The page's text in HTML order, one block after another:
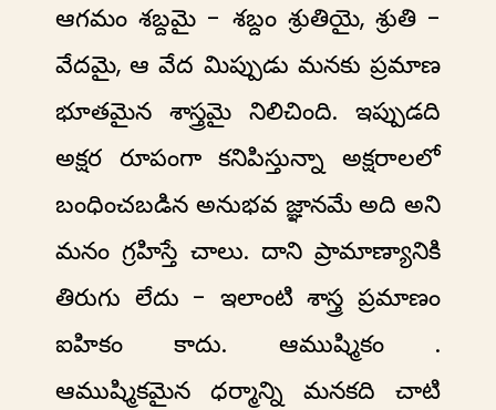
ఆగమం శబ్దమై - శబ్దం శ్రుతియై, శ్రుతి -
వేదమై, ఆ వేద మిప్పుడు మనకు ప్రమాణ
భూతమైన శాస్త్రమై నిలిచింది. ఇప్పుడది
అక్షర రూపంగా కనిపిస్తున్నా అక్షరాలలో
బంధించబడిన అనుభవ జ్ఞానమే అది అని
మనం గ్రహిస్తే చాలు. దాని ప్రామాణ్యానికి
తిరుగు లేదు - ఇలాంటి శాస్త్ర ప్రమాణం
ఐహికం కాదు. ఆముష్మికం .
ఆముష్మికమైన ధర్మాన్ని మనకది చాటి